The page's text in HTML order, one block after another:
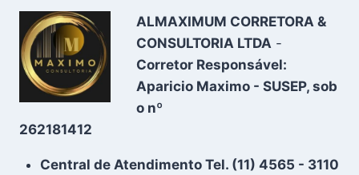
ALMAXIMUM CORRETORA &
CONSULTORIA LTDA -
Corretor Responsável:
Aparicio Maximo - SUSEP, sob
o nº
262181412
Central de Atendimento Tel. (11) 4565 - 3110